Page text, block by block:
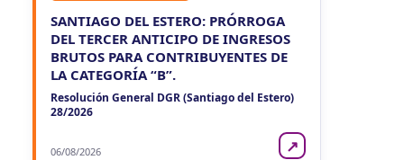
SANTIAGO DEL ESTERO: PRÓRROGA
DEL TERCER ANTICIPO DE INGRESOS
BRUTOS PARA CONTRIBUYENTES DE
LA CATEGORÍA “B”.
Resolución General DGR (Santiago del Estero)
28/2026
06/08/2026 ↗